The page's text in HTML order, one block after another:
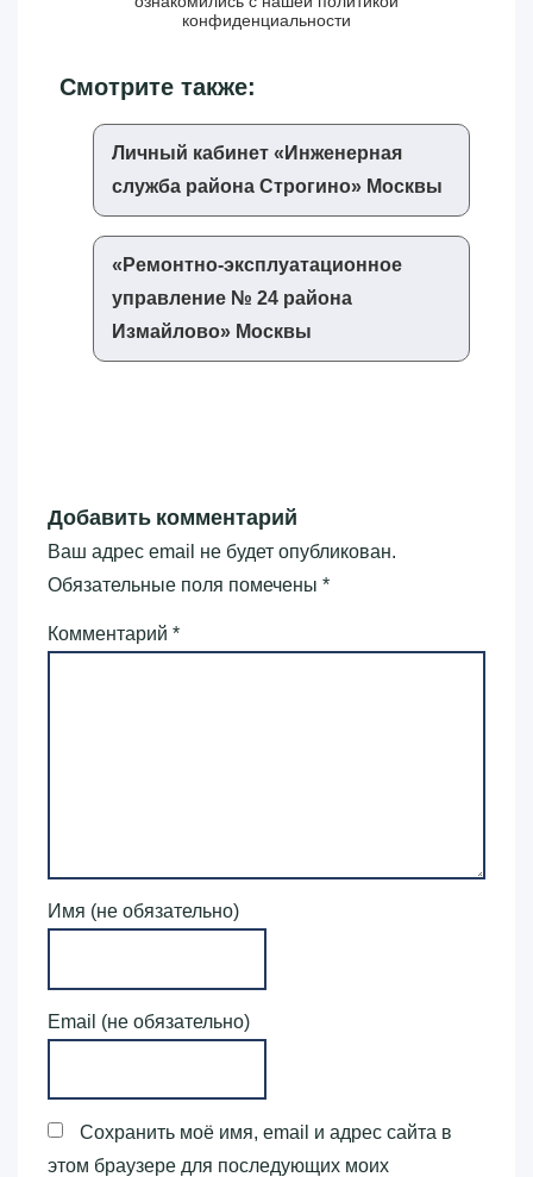
конфиденциальности
Смотрите также:
Личный кабинет «‎Инженерная
служба района Строгино»‎ Москвы
«‎Ремонтно-эксплуатационное
управление № 24 района
Измайлово»‎ Москвы
Добавить комментарий
Ваш адрес email не будет опубликован.
Обязательные поля помечены *
Комментарий *
Имя (не обязательно)
Email (не обязательно)
Сохранить моё имя, email и адрес сайта в
этом браузере для последующих моих